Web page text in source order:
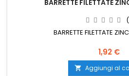
BARRETTE FILETTATE
BARRETTE FILETTATE
Prezzo
1,92 €
 Aggiungi al